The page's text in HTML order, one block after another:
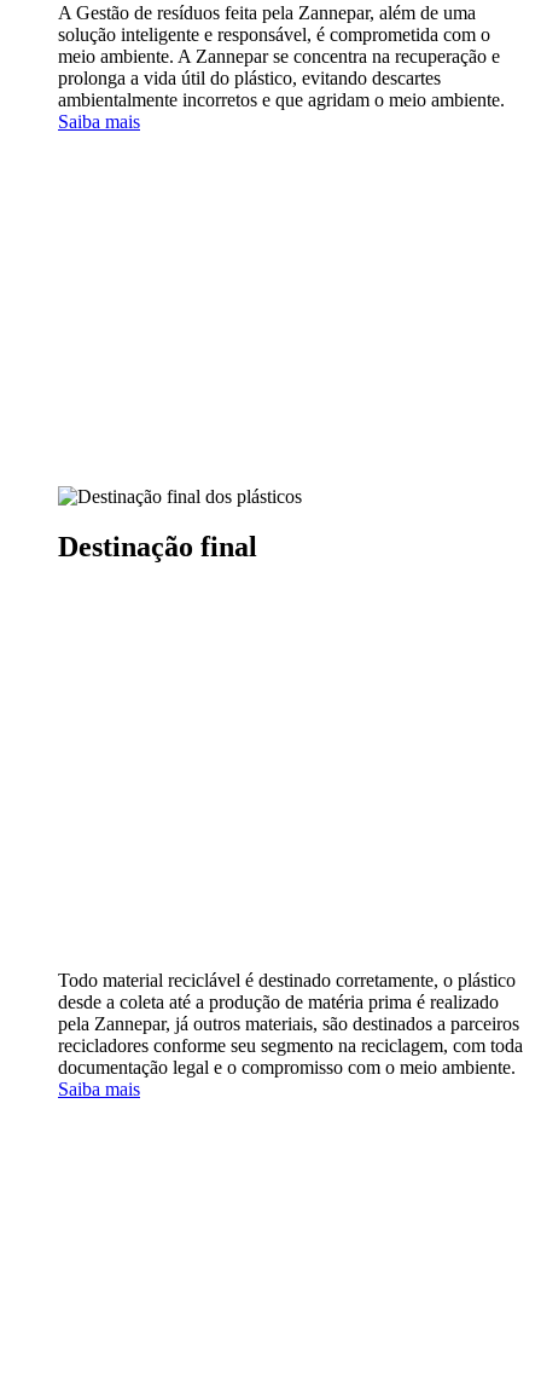
A Gestão de resíduos feita pela Zannepar, além de uma
solução inteligente e responsável, é comprometida com o
meio ambiente. A Zannepar se concentra na recuperação e
prolonga a vida útil do plástico, evitando descartes
ambientalmente incorretos e que agridam o meio ambiente.
Saiba mais
Destinação final
Todo material reciclável é destinado corretamente, o plástico
desde a coleta até a produção de matéria prima é realizado
pela Zannepar, já outros materiais, são destinados a parceiros
recicladores conforme seu segmento na reciclagem, com toda
documentação legal e o compromisso com o meio ambiente.
Saiba mais